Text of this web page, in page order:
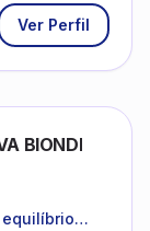
Ver Perfil
BIONDI